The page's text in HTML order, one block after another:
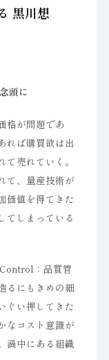
黒川想
頭に
格が問題であ
れば購買欲は出
売れていく。
て、量産技術が
価値を得てきた
てしまっている
：品質管
るにもきめの細
ぐい押してきた
なコスト意識が
渦中にある組織